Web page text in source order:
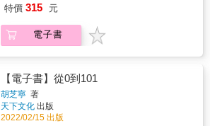
道路，推出搶眼廣告、派代表進入校園，最後
還接受美國最大菸商的幾十億美元；他們試圖
在華府建立勢力與影響力，卻激怒手握他們生
殺大權的監管單位；他們迷失於成功與財富的
車；他們的短視不僅導致青少年成癮疫情，也
引來大眾的放大檢視。 《時代》雜誌記者潔
米・杜夏米一路追蹤蒙西斯與波文創造Juul的
過程，從兩個深具公衛遠見的人才和矽谷奇
引領風潮的Juul為何崩壞，被視為愚弄父母、
幅裁員的地步？一切要從一次抽菸小憩開始說
起。 詹姆斯・蒙西斯和亞當・波文是史丹佛兩
個胸懷大志的研究生，兩人在課後的吞雲吐霧
Juul：一個外型時尚摩登的裝置，可以把尼古
丁蒸發成方便吸入的濃烈劑量。憑著這個裝置
所建立的Juul Labs，很快就成為估值380億美
元的新創企業，但同時也招來廣大批評，指責
締造與科技巨擘GAFA匹敵的超高經營效率？
揭開世紀玩具的不朽之謎！ 學習全球第一玩具
品牌的經營成功法則 你一定玩過樂高，但你也
聯！ 樂高是現在世界上最大、利潤最高的玩具
製造商，它曾被美國《財星》雜誌評為「世紀
玩具」，更獲選為「全球最具影響力的品
牌」，蟬聯「全球最佳聲譽企業」的寶座。在
特價 315 元
電子書
【電子書】從0到101
胡芝寧 著
天下文化 出版
2022/02/15 出版